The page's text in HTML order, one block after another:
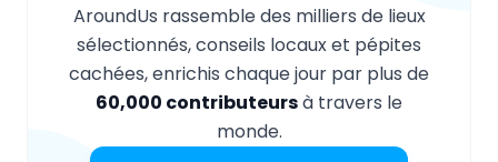
AroundUs rassemble des milliers de lieux
sélectionnés, conseils locaux et pépites
cachées, enrichis chaque jour par plus de
60,000 contributeursà travers le
monde.